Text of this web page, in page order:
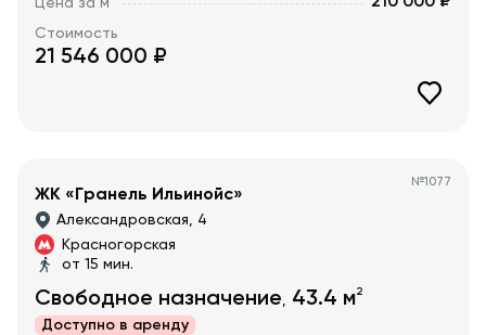
Цена за м
Стоимость
21 546 000 ₽
№1077
ЖК «Гранель Ильинойс»
Александровская, 4
Красногорская
от 15 мин.
Свободное назначение, 43.4 м2
Доступно в аренду